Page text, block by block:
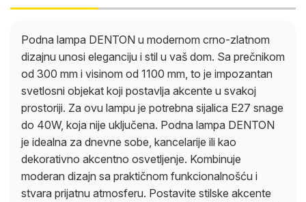
Podna lampa DENTON u modernom crno-zlatnom
dizajnu unosi eleganciju i stil u vaš dom. Sa prečnikom
od 300 mm i visinom od 1100 mm, to je impozantan
svetlosni objekat koji postavlja akcente u svakoj
prostoriji. Za ovu lampu je potrebna sijalica E27 snage
do 40W, koja nije uključena. Podna lampa DENTON
je idealna za dnevne sobe, kancelarije ili kao
dekorativno akcentno osvetljenje. Kombinuje
moderan dizajn sa praktičnom funkcionalnošću i
stvara prijatnu atmosferu. Postavite stilske akcente